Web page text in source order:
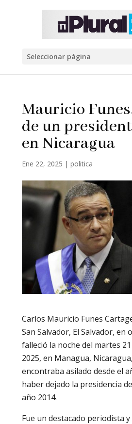
Seleccionar página
Mauricio
de un
en Nicaragua
Ene 22, 2025 | politica
Carlos Mauricio Funes
San Salvador, El Salvador, en
falleció la noche del martes
2025, en Managua,
encontraba asilado desde el
haber dejado la presidencia
año 2014.
Fue un destacado periodista